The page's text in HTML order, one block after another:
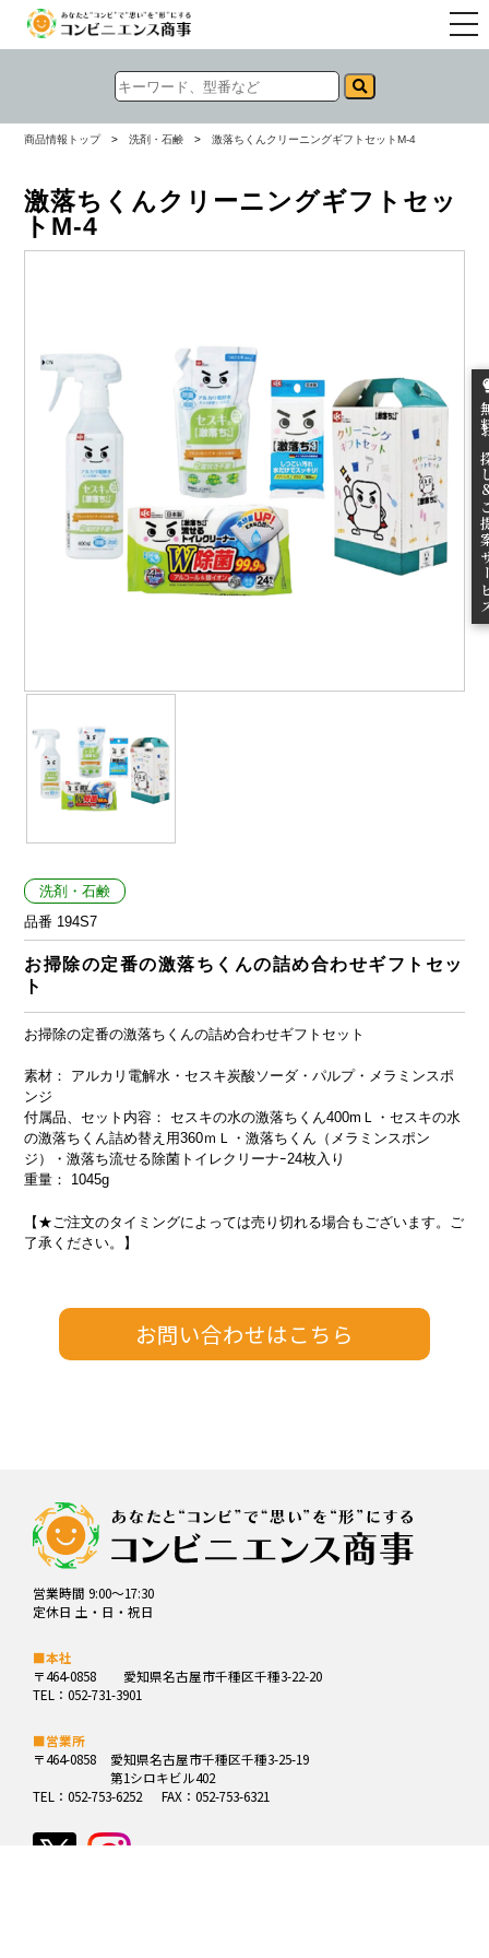
無
ご
商品情報トップ > 洗剤・石鹸 > 激落ちくんクリーニングギフトセットM-4
激落ちくんクリーニングギフトセッ
トM-4
洗剤・石鹸
品番 194S7
お掃除の定番の激落ちくんの詰め合わせギフトセッ
ト
お掃除の定番の激落ちくんの詰め合わせギフトセット
素材： アルカリ電解水・セスキ炭酸ソーダ・パルプ・メラミンスポ
ンジ
付属品、セット内容： セスキの水の激落ちくん400mＬ・セスキの水
の激落ちくん詰め替え用360ｍＬ・激落ちくん（メラミンスポン
ジ）・激落ち流せる除菌トイレクリーナｰ24枚入り
重量： 1045g
【★ご注文のタイミングによっては売り切れる場合もございます。ご
了承ください。】
営業時間 9:00～17:30
定休日 土・日・祝日
■本社
〒464-0858
愛知県名古屋市千種区千種3-22-20
TEL：052-731-3901
■営業所
〒464-0858
愛知県名古屋市千種区千種3-25-19
第1シロキビル402
TEL：052-753-6252
FAX：052-753-6321